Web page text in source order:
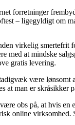
forretninger
– ligegyldigt om
virkelig smertefrit
med at mindske
gratis levering.
være lønsomt
at man er skråsikker
obs på, at hvis en
online